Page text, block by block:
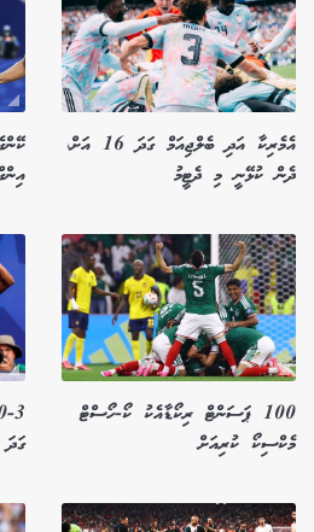
އެމެރިކާ އަދި ބެލްޖިއަމް ގަދަ 16 އަށް،
ދެން ކުޅޭނީ މި ދެޓީމު
100 ޕަސަންޓް ރިކޯޑާއެކު ކޯ-ހޯސްޓް
މެކްސިކޯ ކުރިއަށް
ގަދަ 16 އަށް